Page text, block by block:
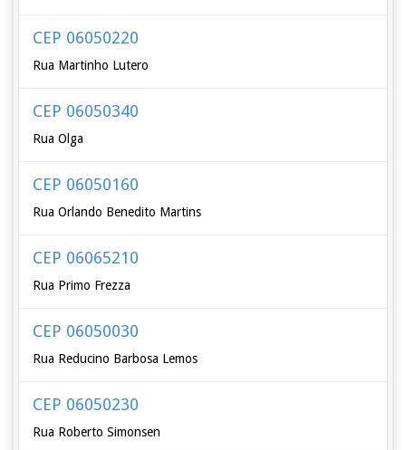
CEP 06050220
Rua Martinho Lutero
CEP 06050340
Rua Olga
CEP 06050160
Rua Orlando Benedito Martins
CEP 06065210
Rua Primo Frezza
CEP 06050030
Rua Reducino Barbosa Lemos
CEP 06050230
Rua Roberto Simonsen